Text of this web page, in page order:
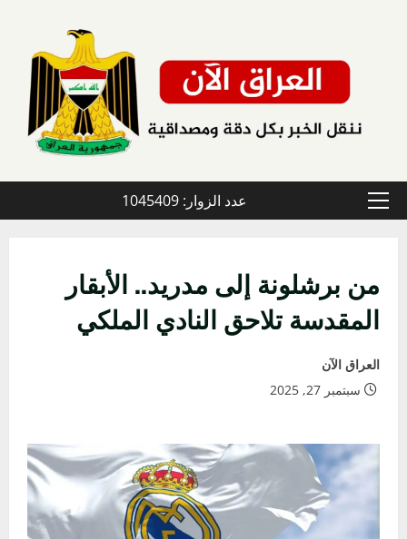
القائمة
عدد الزوار: 1045409
من برشلونة إلى مدريد.. الأبقار
المقدسة تلاحق النادي الملكي
العراق الآن
سبتمبر 27, 2025